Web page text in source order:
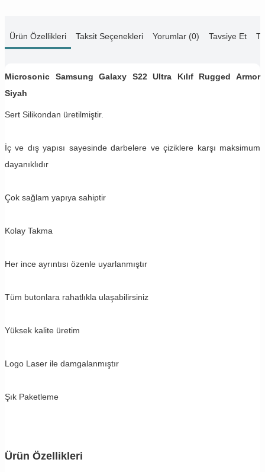
Ürün Özellikleri Taksit Seçenekleri Yorumlar (0) Tavsiye Et
Microsonic Samsung Galaxy S22 Ultra Kılıf Rugged Armor
Siyah
Sert Silikondan üretilmiştir.
İç ve dış yapısı sayesinde darbelere ve çiziklere karşı maksimum
dayanıklıdır
Çok sağlam yapıya sahiptir
Kolay Takma
Her ince ayrıntısı özenle uyarlanmıştır
Tüm butonlara rahatlıkla ulaşabilirsiniz
Yüksek kalite üretim
Logo Laser ile damgalanmıştır
Şık Paketleme
Ürün Özellikleri